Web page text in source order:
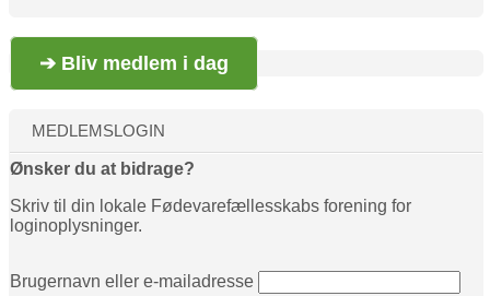
➔ Bliv medlem i dag
MEDLEMSLOGIN
Ønsker du at bidrage?
Skriv til din lokale Fødevarefællesskabs forening for
loginoplysninger.
Brugernavn eller e-mailadresse